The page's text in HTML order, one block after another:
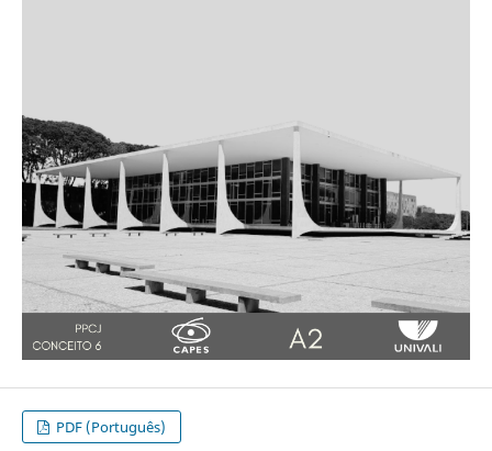
PDF (Português)